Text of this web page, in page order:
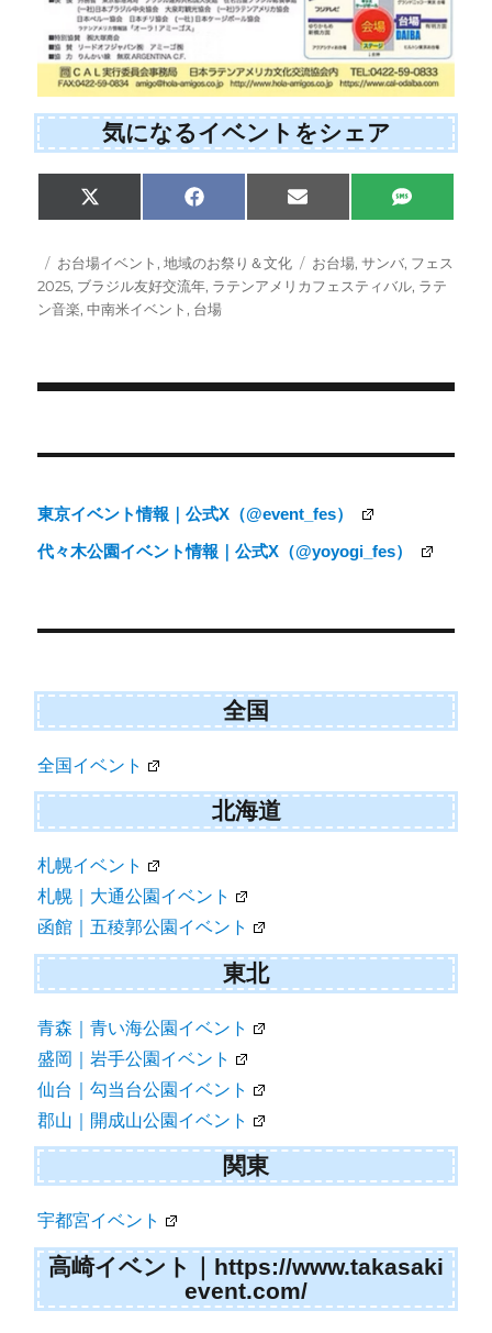
気になるイベントをシェア
Share
on
X
(
w
i
t
t
Share
on
F
a
e
b
o
o
Share
on
E
m
Share
on
S
M
投
稿
日:
カ
テ
ゴ
お台場イベント ,地域のお祭り＆文化
タ
グ
お台場,サンバ, フェス
2025, ブラジル友好交流年, ラテンアメリカフェスティバル, ラテ
ン音楽,中南米イベント , 台場
稿
ビ
ゲ
シ
ン
東京イベント情報｜公式X（@event_fes）
代々木公園イベント情報｜公式X（@yoyogi_fes）
全国
全国イベント
北海道
札幌イベント
札幌｜大通公園イベント
函館｜五稜郭公園イベント
東北
青森｜青い海公園イベント
盛岡｜岩手公園イベント
仙台｜勾当台公園イベント
郡山｜開成山公園イベント
関東
宇都宮イベント
高崎イベント｜https://www.takasaki
event.com/